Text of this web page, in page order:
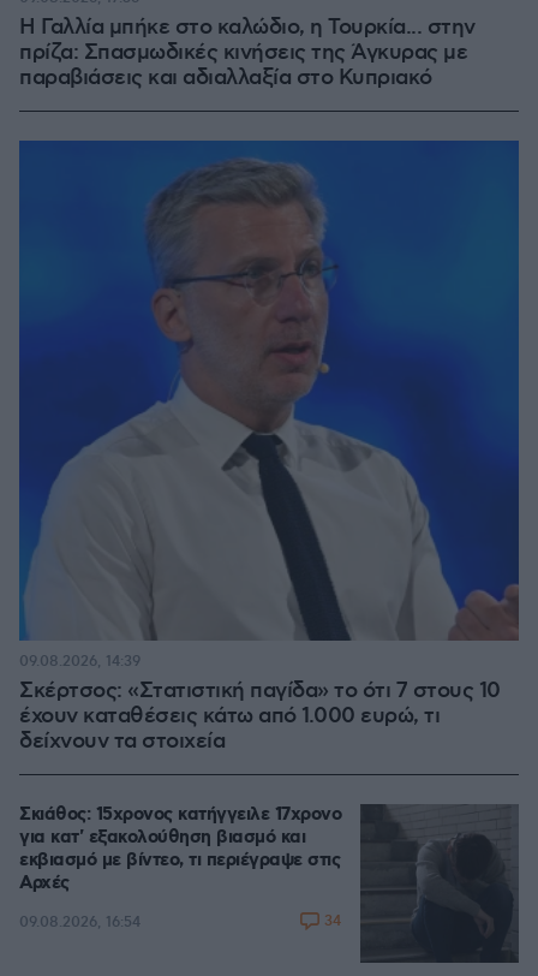
Η Γαλλία μπήκε στο καλώδιο, η Τουρκία... στην
πρίζα: Σπασμωδικές κινήσεις της Άγκυρας με
παραβιάσεις και αδιαλλαξία στο Κυπριακό
Σκέρτσος: «Στατιστική παγίδα» το ότι 7 στους 10
έχουν καταθέσεις κάτω από 1.000 ευρώ, τι
δείχνουν τα στοιχεία
09.08.2026, 14:39
Σκιάθος: 15χρονος κατήγγειλε 17χρονο
για κατ' εξακολούθηση βιασμό και
εκβιασμό με βίντεο, τι περιέγραψε στις
Αρχές
09.08.2026, 16:54 34